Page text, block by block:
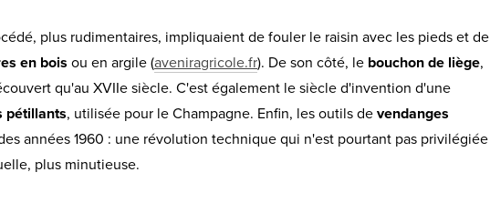
plus rudimentaires, impliquaient de fouler le raisin avec les pieds et de
en bois ou en argile (aveniragricole.fr). De son côté, le bouchon de liège,
qu'au XVIIe siècle. C'est également le siècle d'invention d'une
pétillants, utilisée pour le Champagne. Enfin, les outils de vendanges
années 1960 : une révolution technique qui n'est pourtant pas privilégiée
plus minutieuse.